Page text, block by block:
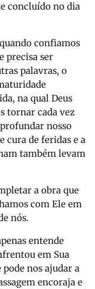
concluído no dia
confiamos
precisa ser
palavras, o
na qual Deus
tornar cada vez
nosso
cura de feridas e a
também levam
a obra que
com Ele em
nós.
entende
em Sua
pode nos ajudar a
encoraja e